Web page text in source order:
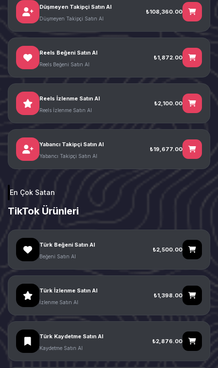
Düşmeyen Takipçi Satın Al
Düşmeyen Takipçi Satın Al
₺108,360.00
Reels Beğeni Satın Al
Reels Beğeni Satın Al
₺1,872.00
Reels İzlenme Satın Al
Reels İzlenme Satın Al
₺2,100.00
Yabancı Takipçi Satın Al
Yabancı Takipçi Satın Al
₺19,677.00
En Çok Satan
TikTok Ürünleri
Türk Beğeni Satın Al
Beğeni Satın Al
₺2,500.00
Türk İzlenme Satın Al
İzlenme Satın Al
₺1,398.00
Türk Kaydetme Satın Al
Kaydetme Satın Al
₺2,876.00